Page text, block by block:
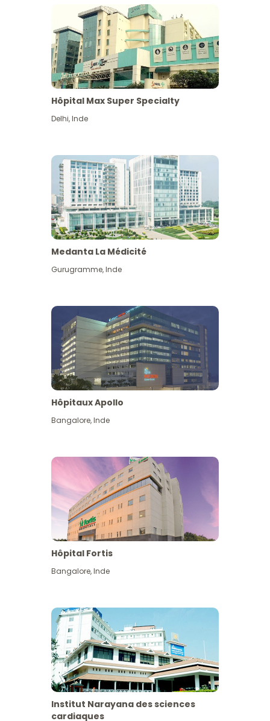
Hôpital Max Super Specialty
Delhi,Inde
Medanta La Médicité
Gurugramme,Inde
Hôpitaux Apollo
Bangalore,Inde
Hôpital Fortis
Bangalore,Inde
Institut Narayana des sciences
cardiaques